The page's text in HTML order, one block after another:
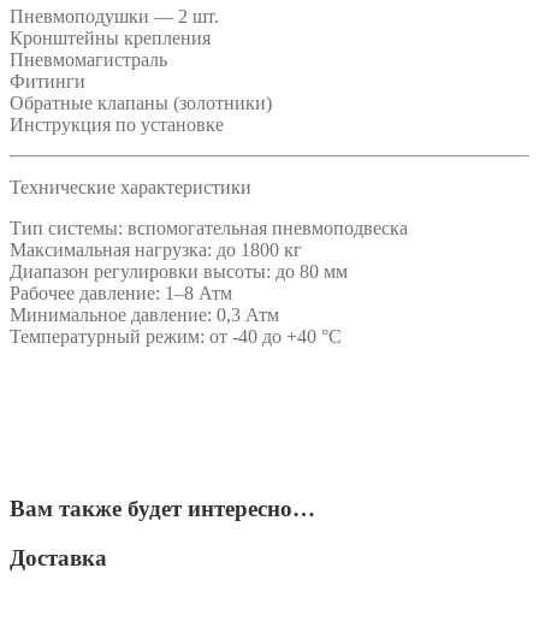
Пневмоподушки — 2 шт.
Кронштейны крепления
Пневмомагистраль
Фитинги
Обратные клапаны (золотники)
Инструкция по установке
Технические характеристики
Тип системы: вспомогательная пневмоподвеска
Максимальная нагрузка: до 1800 кг
Диапазон регулировки высоты: до 80 мм
Рабочее давление: 1–8 Атм
Минимальное давление: 0,3 Атм
Температурный режим: от -40 до +40 °C
Вам также будет интересно…
Доставка